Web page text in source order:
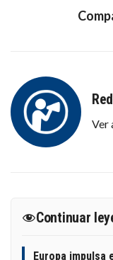
Ver
Continuar
Europa impulsa